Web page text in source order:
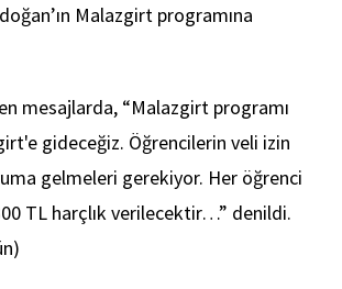
Malazgirt programına
mesajlarda, “Malazgirt programı
gideceğiz. Öğrencilerin veli izin
gelmeleri gerekiyor. Her öğrenci
TL harçlık verilecektir…” denildi.